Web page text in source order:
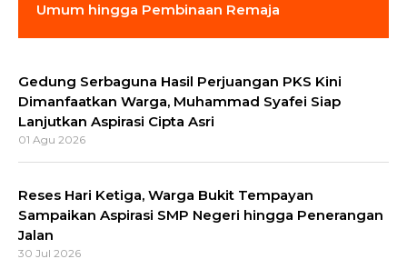
Umum hingga Pembinaan Remaja
Gedung Serbaguna Hasil Perjuangan PKS Kini
Dimanfaatkan Warga, Muhammad Syafei Siap
Lanjutkan Aspirasi Cipta Asri
01 Agu 2026
Reses Hari Ketiga, Warga Bukit Tempayan
Sampaikan Aspirasi SMP Negeri hingga Penerangan
Jalan
30 Jul 2026